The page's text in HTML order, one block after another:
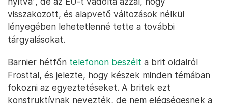
visszakozott, és alapvető változások nélkül
lényegében lehetetlenné tette a további
tárgyalásokat.
Barnier hétfőn telefonon beszélt a brit oldalról
Frosttal, és jelezte, hogy készek minden témában
fokozni az egyeztetéseket. A britek ezt
konstruktívnak nevezték, de nem elégségesnek a